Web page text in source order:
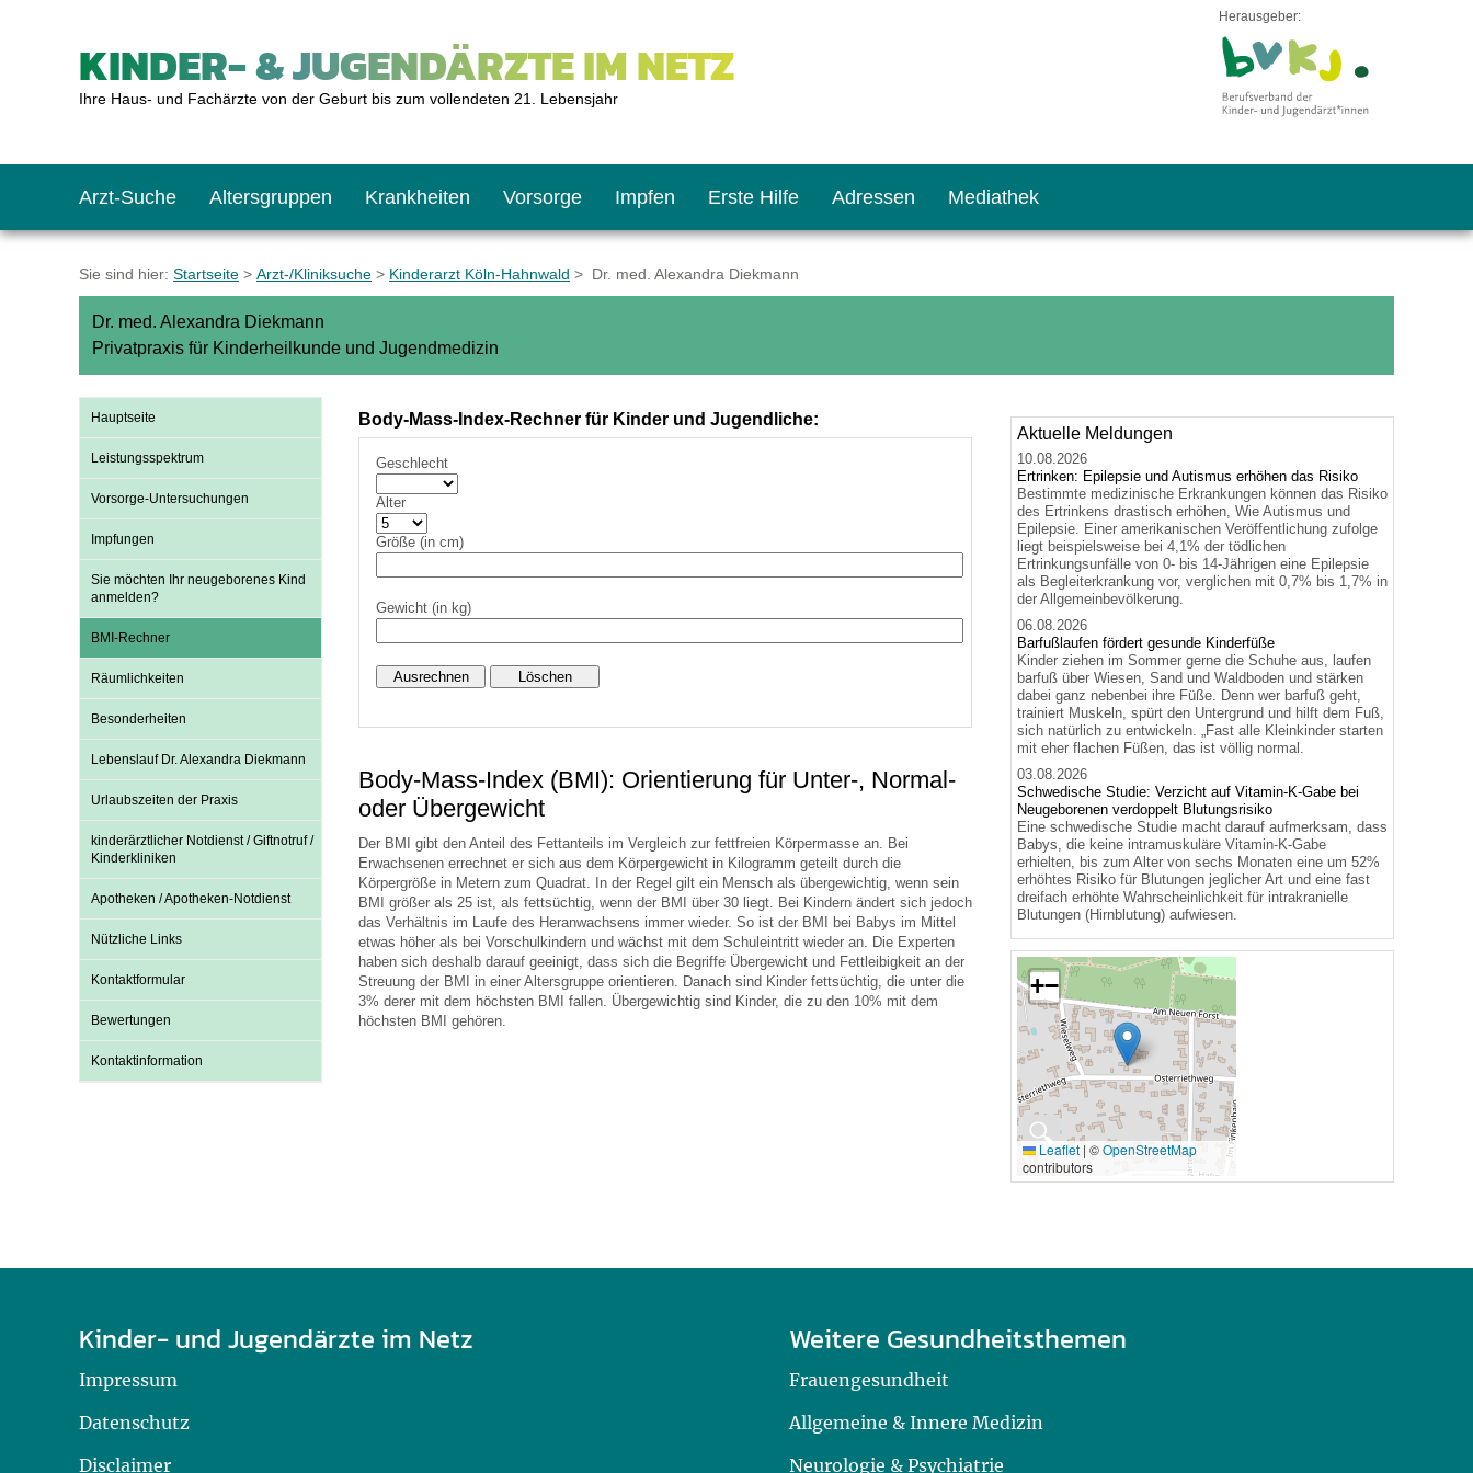
KINDER- & JUGENDÄRZTE IM NETZ
Ihre Haus- und Fachärzte von der Geburt bis zum vollendeten 21. Lebensjahr
Herausgeber:
Arzt-Suche Altersgruppen
Das erste Jahr
Kleinkinder
Schulkinder
Krankheiten Vorsorge
Baby: U1 bis U6
Kleinkind: U7 bis U9
Schulkind: U10 bis U11
Teenager: J1 bis J2
Impfen
Impfkalender
Impfen: Wann und wie oft?
Was muss man beachten?
Impfreaktionen
Impfsicherheit
Vorsorge- und Impferinnerung
Erste Hilfe
Notrufnummern
Giftnotruf
Hausapotheke
Sofortmaßnahmen
Notdienste
Adressen
Notdienste
Sozialpädiatrie
Gesundheitsämter
Mediathek
BMI-Rechner
Körpergrößen-Rechner
Blutdruckrechner
Wachstum-Rechner
Empfehlungen zum Bildschirmmediengebrauch
Entwicklungskalender
Broschüren und Informationsflyer
Familienzeit gesund gestalten
U0-Vorsorge
Sie sind hier: Startseite > Arzt-/Kliniksuche > Kinderarzt Köln-Hahnwald > Dr. med. Alexandra Diekmann
Dr. med. Alexandra Diekmann
Privatpraxis für Kinderheilkunde und Jugendmedizin
Hauptseite
Leistungsspektrum
Vorsorge-Untersuchungen
Impfungen
Sie möchten Ihr neugeborenes Kind
anmelden?
BMI-Rechner
Räumlichkeiten
Besonderheiten
Lebenslauf Dr. Alexandra Diekmann
Urlaubszeiten der Praxis
kinderärztlicher Notdienst / Giftnotruf /
Kinderkliniken
Apotheken / Apotheken-Notdienst
Nützliche Links
Kontaktformular
Bewertungen
Kontaktinformation
Body-Mass-Index-Rechner für Kinder und Jugendliche:
Geschlecht
Alter
Größe (in cm)
Gewicht (in kg)
Body-Mass-Index (BMI): Orientierung für Unter-, Normal-
oder Übergewicht
Der BMI gibt den Anteil des Fettanteils im Vergleich zur fettfreien Körpermasse an. Bei
Erwachsenen errechnet er sich aus dem Körpergewicht in Kilogramm geteilt durch die
Körpergröße in Metern zum Quadrat. In der Regel gilt ein Mensch als übergewichtig, wenn sein
BMI größer als 25 ist, als fettsüchtig, wenn der BMI über 30 liegt. Bei Kindern ändert sich jedoch
das Verhältnis im Laufe des Heranwachsens immer wieder. So ist der BMI bei Babys im Mittel
etwas höher als bei Vorschulkindern und wächst mit dem Schuleintritt wieder an. Die Experten
haben sich deshalb darauf geeinigt, dass sich die Begriffe Übergewicht und Fettleibigkeit an der
Streuung der BMI in einer Altersgruppe orientieren. Danach sind Kinder fettsüchtig, die unter die
3% derer mit dem höchsten BMI fallen. Übergewichtig sind Kinder, die zu den 10% mit dem
höchsten BMI gehören.
Aktuelle Meldungen
10.08.2026
Ertrinken: Epilepsie und Autismus erhöhen das Risiko
Bestimmte medizinische Erkrankungen können das Risiko
des Ertrinkens drastisch erhöhen, Wie Autismus und
Epilepsie. Einer amerikanischen Veröffentlichung zufolge
liegt beispielsweise bei 4,1% der tödlichen
Ertrinkungsunfälle von 0- bis 14-Jährigen eine Epilepsie
als Begleiterkrankung vor, verglichen mit 0,7% bis 1,7% in
der Allgemeinbevölkerung.
06.08.2026
Barfußlaufen fördert gesunde Kinderfüße
Kinder ziehen im Sommer gerne die Schuhe aus, laufen
barfuß über Wiesen, Sand und Waldboden und stärken
dabei ganz nebenbei ihre Füße. Denn wer barfuß geht,
trainiert Muskeln, spürt den Untergrund und hilft dem Fuß,
sich natürlich zu entwickeln. „Fast alle Kleinkinder starten
mit eher flachen Füßen, das ist völlig normal.
03.08.2026
Schwedische Studie: Verzicht auf Vitamin-K-Gabe bei
Neugeborenen verdoppelt Blutungsrisiko
Eine schwedische Studie macht darauf aufmerksam, dass
Babys, die keine intramuskuläre Vitamin-K-Gabe
erhielten, bis zum Alter von sechs Monaten eine um 52%
erhöhtes Risiko für Blutungen jeglicher Art und eine fast
dreifach erhöhte Wahrscheinlichkeit für intrakranielle
Blutungen (Hirnblutung) aufwiesen.
🔍
+−
Leaflet | ©OpenStreetMap
contributors
Kinder- und Jugendärzte im Netz
Impressum
Datenschutz
Disclaimer
Weitere Gesundheitsthemen
Frauengesundheit
Allgemeine & Innere Medizin
Neurologie & Psychiatrie